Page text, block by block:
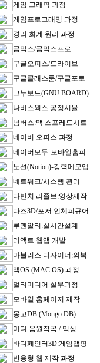
게임 그래픽 과정
게임프로그래밍 과정
경리 회계 원리 과정
곰믹스/곰믹스프로
구글오피스/드라이브
구글클래스룸/구글포토
그누보드(GNU BOARD)
나비스웍스:공정시뮬
넘버스:맥 스프레드시트
네이버 오피스 과정
네이버모두-모바일홈피
노션(Notion)-강력메모앱
네트워크/시스템 관리
다빈치 리졸브:영상제작
다즈3D/포저:인체피규어
루멘알티:실시간설계
리액트 웹앱 개발
마블러스 디자이너:의복
맥OS (MAC OS) 과정
멀티미디어 실무과정
모바일 홈페이지 제작
몽고DB (Mongo DB)
미디 음원작곡 / 믹싱
바디페인터3D:게임맵핑
반응형 웹 제작 과정